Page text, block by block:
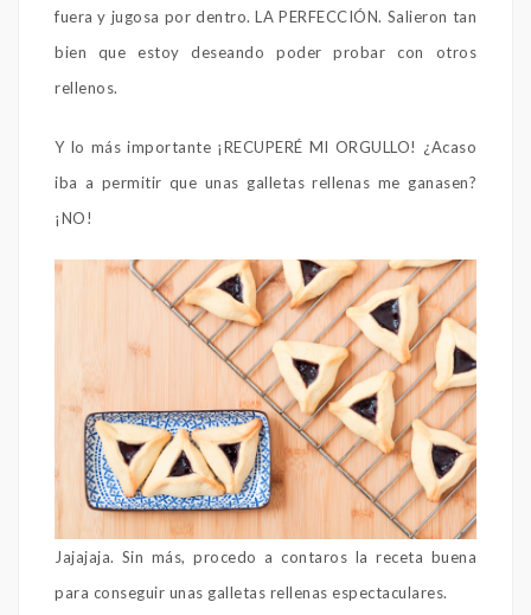
fuera y jugosa por dentro. LA PERFECCIÓN. Salieron tan
bien que estoy deseando poder probar con otros
rellenos.
Y lo más importante ¡RECUPERÉ MI ORGULLO! ¿Acaso
iba a permitir que unas galletas rellenas me ganasen?
¡NO!
Jajajaja. Sin más, procedo a contaros la receta buena
para conseguir unas galletas rellenas espectaculares.